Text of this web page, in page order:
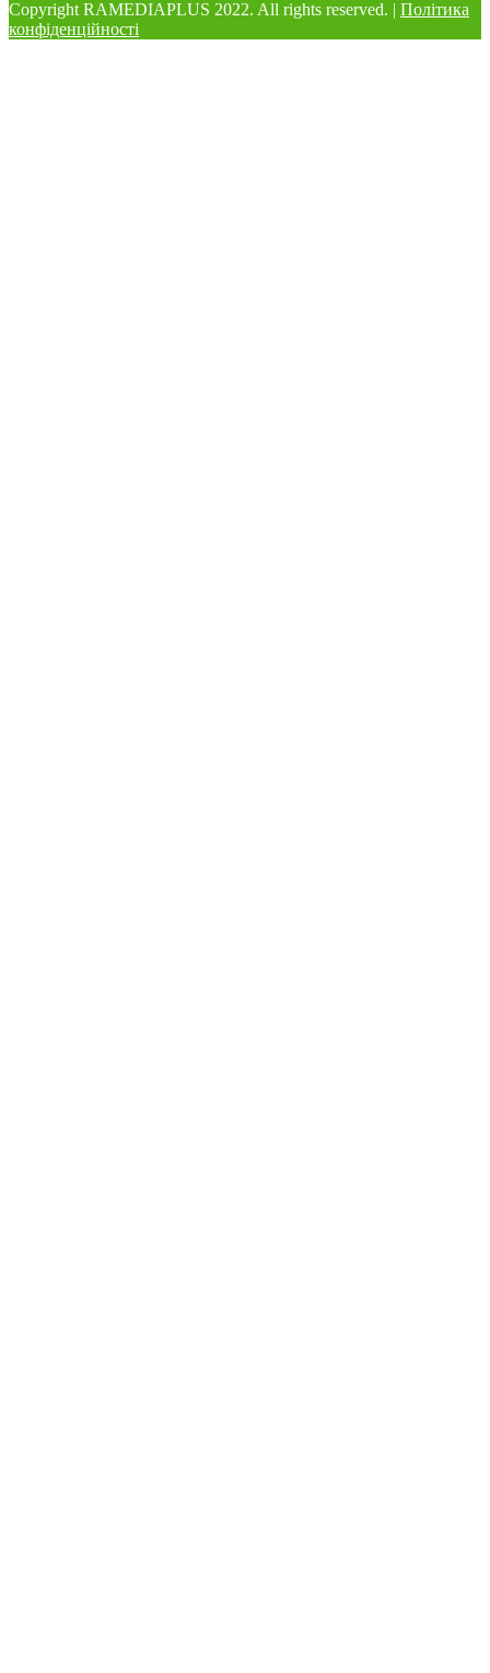
Copyright RAMEDIAPLUS 2022. All rights reserved. | Політика
конфіденційності